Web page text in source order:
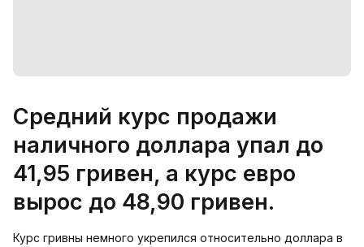
Средний курс продажи
наличного доллара упал до
41,95 гривен, а курс евро
вырос до 48,90 гривен.
Курс гривны немного укрепился относительно доллара в